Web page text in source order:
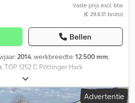
Vaste prijs excl. btw
(€ 29.631 bruto)
Bellen
2014, werkbreedte:12.500 mm,
, TOP 1252 C Pöttinger Hark
m 4 rotoren voor middenafleg 13
m rotordiameter TOPTECH PLUS
werkbreedteverstelling Hydraulisch
Advertentie